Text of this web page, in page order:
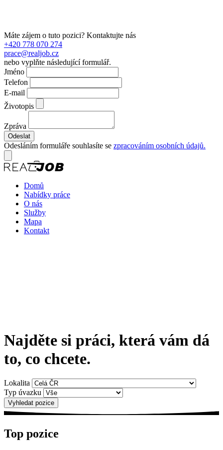
Máte zájem o tuto pozici? Kontaktujte nás
+420 778 070 274
prace@realjob.cz
nebo vyplňte následující formulář.
Jméno
Telefon
E-mail
Životopis
Zpráva
Odesláním formuláře souhlasíte se zpracováním osobních údajů.
Domů
Nabídky práce
O nás
Služby
Mapa
Kontakt
Najděte si práci, která vám dá
to, co chcete.
Lokalita
Typ úvazku
Top pozice